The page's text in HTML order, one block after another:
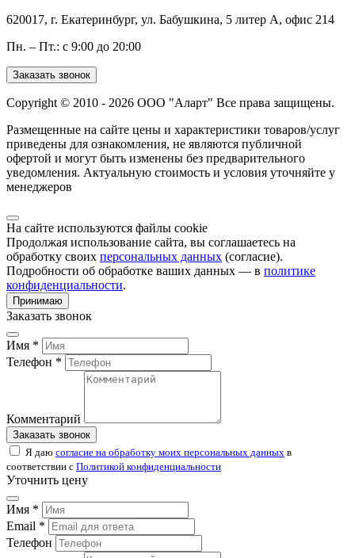
620017, г. Екатеринбург, ул. Бабушкина, 5 литер А, офис 214
Пн. – Пт.: с 9:00 до 20:00
Заказать звонок
Copyright © 2010 - 2026 ООО "Аларт" Все права защищены.
Размещенные на сайте цены и характеристики товаров/услуг
приведены для ознакомления, не являются публичной
офертой и могут быть изменены без предварительного
уведомления. Актуальную стоимость и условия уточняйте у
менеджеров
На сайте используются файлы cookie
Продолжая использование сайта, вы соглашаетесь на
обработку своих персональных данных (согласие).
Подробности об обработке ваших данных — в политике
конфиденциальности.
Принимаю
Заказать звонок
Имя *
Телефон *
Комментарий
Заказать звонок
Я даю согласие на обработку моих персональных данных в
соответствии с Политикой конфиденциальности
Уточнить цену
Имя *
Email *
Телефон